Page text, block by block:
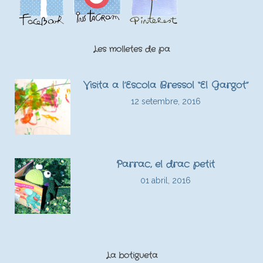
Les molletes de pa
Visita a l’Escola Bressol “El Gargot”
12 setembre, 2016
Parrac, el drac petit
01 abril, 2016
La botigueta